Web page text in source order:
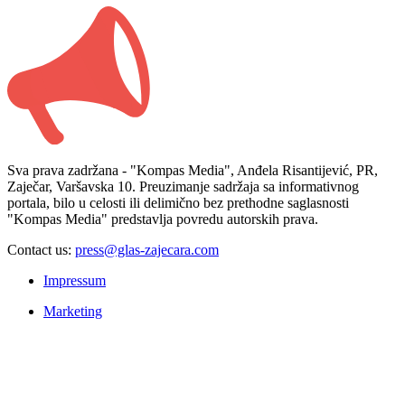
Sva prava zadržana - "Kompas Media", Anđela Risantijević, PR,
Zaječar, Varšavska 10. Preuzimanje sadržaja sa informativnog
portala, bilo u celosti ili delimično bez prethodne saglasnosti
"Kompas Media" predstavlja povredu autorskih prava.
Contact us: press@glas-zajecara.com
Impressum
Marketing